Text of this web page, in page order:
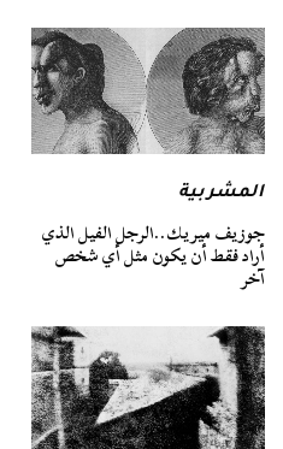
المشربية
جوزيف ميريك..الرجل الفيل الذي
أراد فقط أن يكون مثل أي شخص
آخر